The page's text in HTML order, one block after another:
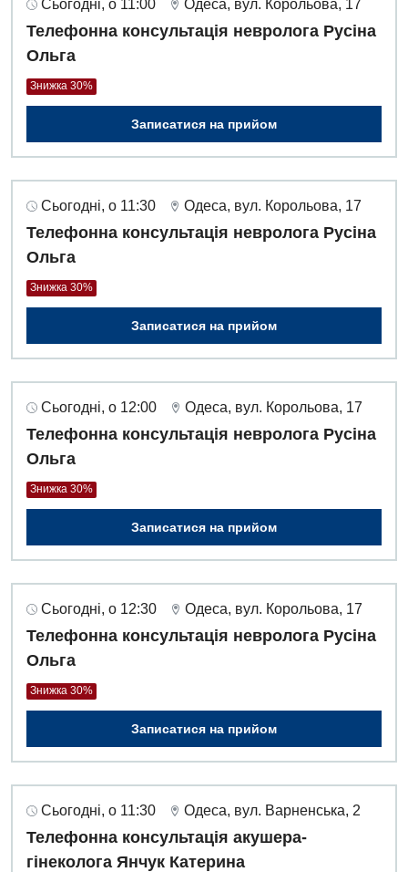
Алергологія, імунологія
Андрологія
Безоплатні послуги
Відділення інтенсивної терапії
Відділення кардіосудинної патології та неврології
Відділення невідкладних станів
Гінекологічне відділення
Денний стаціонар
Дерматовенерологія
Дієтологія
Ендокринологія
Кардіологія
Мамологія
Медична психологія
Неврологія
Онкологічне відділлення
Оториноларингологія
Офтальмологічне відділення
Педіатричне відділення
Проктологія
Травматологічне відділення
Урологічне відділення
Хірургічне відділення
Сьогодні, о 11:00 Одеса, вул. Корольова, 17
Телефонна консультація невролога Русіна
Ольга
Знижка 30%
Записатися на прийом
Сьогодні, о 11:30 Одеса, вул. Корольова, 17
Телефонна консультація невролога Русіна
Ольга
Знижка 30%
Записатися на прийом
Сьогодні, о 12:00 Одеса, вул. Корольова, 17
Телефонна консультація невролога Русіна
Ольга
Знижка 30%
Записатися на прийом
Сьогодні, о 12:30 Одеса, вул. Корольова, 17
Телефонна консультація невролога Русіна
Ольга
Знижка 30%
Записатися на прийом
Сьогодні, о 11:30 Одеса, вул. Варненська, 2
Телефонна консультація акушера-
гінеколога Янчук Катерина